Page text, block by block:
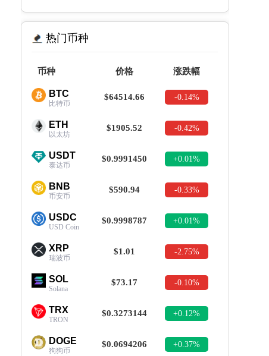
热门币种
币种 价格 涨跌幅
BTC
比特币
$64514.66 -0.14%
ETH
以太坊
$1905.52 -0.42%
USDT
泰达币
$0.9991450 +0.01%
BNB
币安币
$590.94 -0.33%
USDC
USD Coin
$0.9998787 +0.01%
XRP
瑞波币
$1.01 -2.75%
SOL
Solana
$73.17 -0.10%
TRX
TRON
$0.3273144 +0.12%
DOGE
狗狗币
$0.0694206 +0.37%